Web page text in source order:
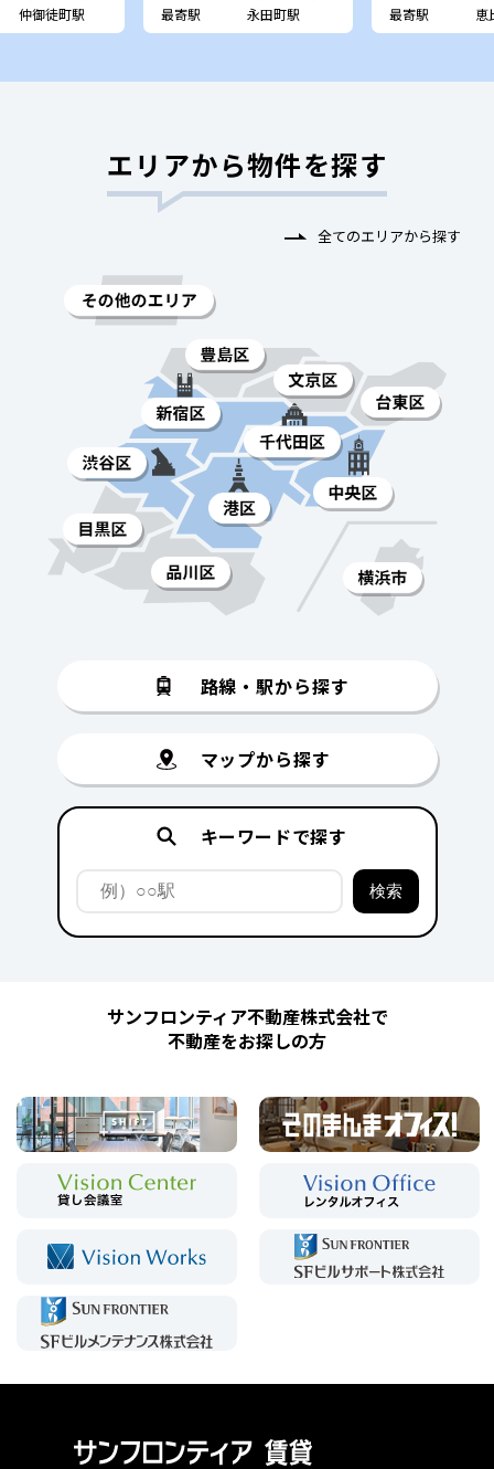
仲御徒町駅
最寄駅
永田町駅
最寄駅
恵
エリアから物件を探す
全てのエリアから探す
路線・駅から探す
マップから探す
キーワードで探す
サンフロンティア不動産株式会社で
不動産をお探しの方